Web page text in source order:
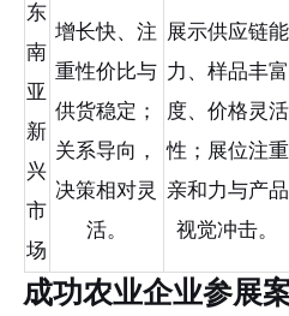
东
南
亚
新
兴
市
场
增长快、注
重性价比与
供货稳定；
关系导向，
决策相对灵
活。
展示供应链能
力、样品丰富
度、价格灵活
性；展位注重
亲和力与产品
视觉冲击。
成功农业企业参展